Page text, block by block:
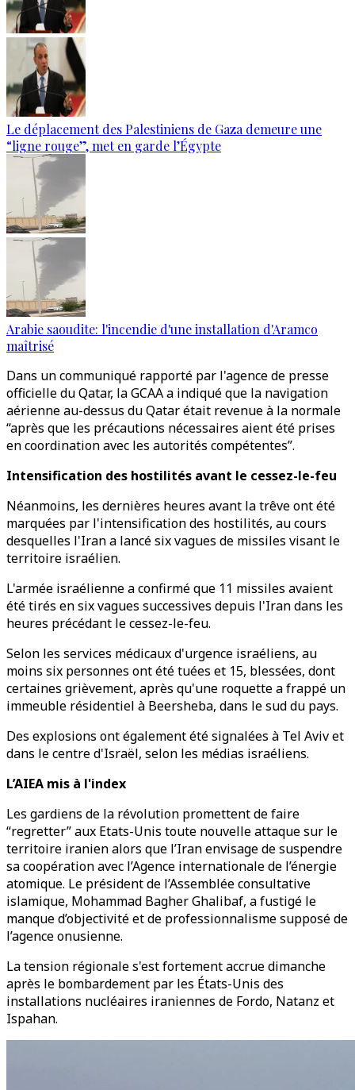
Le déplacement des Palestiniens de Gaza demeure une
“ligne rouge”, met en garde l’Égypte
Arabie saoudite: l'incendie d'une installation d'Aramco
maîtrisé
Dans un communiqué rapporté par l'agence de presse
officielle du Qatar, la GCAA a indiqué que la navigation
aérienne au-dessus du Qatar était revenue à la normale
“après que les précautions nécessaires aient été prises
en coordination avec les autorités compétentes”.
Intensification des hostilités avant le cessez-le-feu
Néanmoins, les dernières heures avant la trêve ont été
marquées par l'intensification des hostilités, au cours
desquelles l'Iran a lancé six vagues de missiles visant le
territoire israélien.
L'armée israélienne a confirmé que 11 missiles avaient
été tirés en six vagues successives depuis l'Iran dans les
heures précédant le cessez-le-feu.
Selon les services médicaux d'urgence israéliens, au
moins six personnes ont été tuées et 15, blessées, dont
certaines grièvement, après qu'une roquette a frappé un
immeuble résidentiel à Beersheba, dans le sud du pays.
Des explosions ont également été signalées à Tel Aviv et
dans le centre d'Israël, selon les médias israéliens.
L’AIEA mis à l'index
Les gardiens de la révolution promettent de faire
“regretter” aux Etats-Unis toute nouvelle attaque sur le
territoire iranien alors que l’Iran envisage de suspendre
sa coopération avec l’Agence internationale de l’énergie
atomique. Le président de l’Assemblée consultative
islamique, Mohammad Bagher Ghalibaf, a fustigé le
manque d’objectivité et de professionnalisme supposé de
l’agence onusienne.
La tension régionale s'est fortement accrue dimanche
après le bombardement par les États-Unis des
installations nucléaires iraniennes de Fordo, Natanz et
Ispahan.